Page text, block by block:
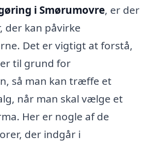
i Smørumovre, er der
der kan påvirke
Det er vigtigt at forstå,
til grund for
så man kan træffe et
når man skal vælge et
Her er nogle af de
der indgår i